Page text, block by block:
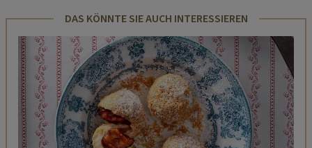
DAS KÖNNTE SIE AUCH INTERESSIEREN